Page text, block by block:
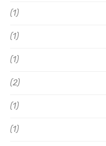
(1)
(1)
(1)
(2)
(1)
(1)